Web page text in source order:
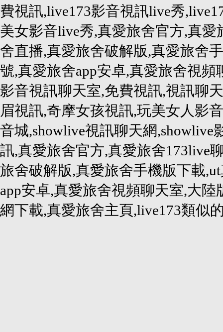
費視訊,live173影音視訊live秀
美女影音live秀,真愛旅舍官方,真愛
舍直播,真愛旅舍破解版,真愛旅舍
號,真愛旅舍app安卓,真愛旅舍視
影音視訊聊天室,免費視訊,視訊聊
眉視訊,奇摩女孩視訊,玩美女人影
音城,showlive視訊聊天網,showlive
訊,真愛旅舍官方,真愛旅舍173live
旅舍破解版,真愛旅舍手機版下載
app安卓,真愛旅舍視頻聊天室,大
網下載,真愛旅舍主頁,live173類似